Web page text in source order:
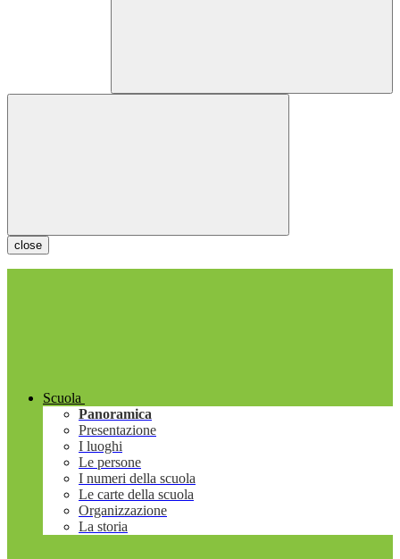
close
Scuola
Panoramica
Presentazione
I luoghi
Le persone
I numeri della scuola
Le carte della scuola
Organizzazione
La storia